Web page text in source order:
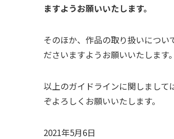
ますようお願いいたします。
そのほか、作品の取り扱いにつ
ださいますようお願いいたします。
以上のガイドラインに関しまして
ぞよろしくお願いいたします。
2021年5月6日